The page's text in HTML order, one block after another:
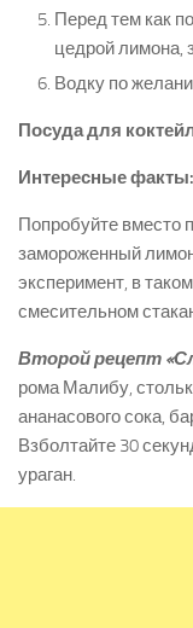
Перед тем как
цедрой лимона,
Водку по
Посуда для
Интересные факты:
Попробуйте вместо
замороженный
эксперимент, в
смесительном
Второй рецепт
рома Малибу,
ананасового сока,
Взболтайте 30
ураган.